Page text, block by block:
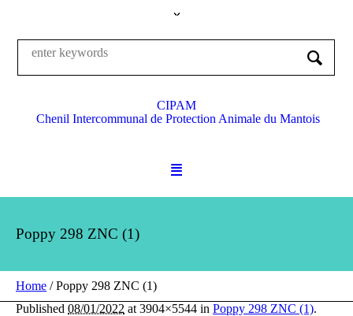
CIPAM
Chenil Intercommunal de Protection Animale du Mantois
Poppy 298 ZNC (1)
Home /Poppy 298 ZNC (1)
Published 08/01/2022 at 3904×5544 in Poppy 298 ZNC (1).